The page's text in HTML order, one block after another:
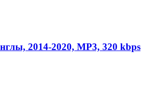
2014-2020, MP3, 320 kbps